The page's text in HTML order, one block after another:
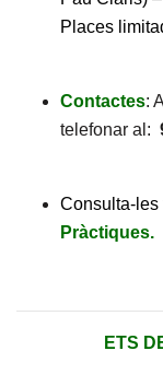
Places
Contactes:
telefonar al:
Consulta-les
Pràctiques.
ETS